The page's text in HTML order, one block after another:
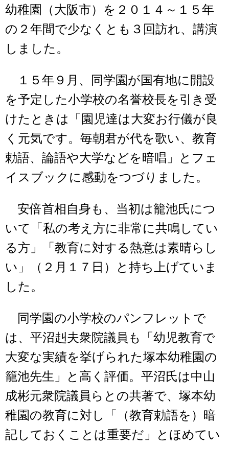
幼稚園（大阪市）を２０１４～１５年
の２年間で少なくとも３回訪れ、講演
しました。
１５年９月、同学園が国有地に開設
を予定した小学校の名誉校長を引き受
けたときは「園児達は大変お行儀が良
く元気です。毎朝君が代を歌い、教育
勅語、論語や大学などを暗唱」とフェ
イスブックに感動をつづりました。
安倍首相自身も、当初は籠池氏につ
いて「私の考え方に非常に共鳴してい
る方」「教育に対する熱意は素晴らし
い」（２月１７日）と持ち上げていま
した。
同学園の小学校のパンフレットで
は、平沼赳夫衆院議員も「幼児教育で
大変な実績を挙げられた塚本幼稚園の
籠池先生」と高く評価。平沼氏は中山
成彬元衆院議員らとの共著で、塚本幼
稚園の教育に対し「（教育勅語を）暗
記しておくことは重要だ」とほめてい